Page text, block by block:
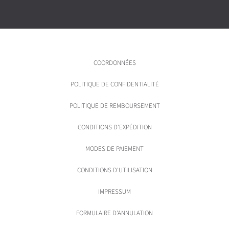
COORDONNÉES
POLITIQUE DE CONFIDENTIALITÉ
POLITIQUE DE REMBOURSEMENT
CONDITIONS D'EXPÉDITION
MODES DE PAIEMENT
CONDITIONS D'UTILISATION
IMPRESSUM
FORMULAIRE D'ANNULATION